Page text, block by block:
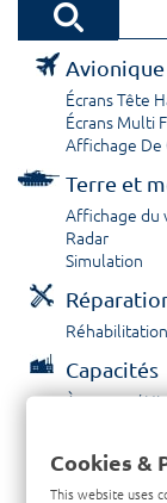
Avionique
Écrans Tête
Écrans Multi
Affichage De
Terre et
Affichage du
Radar
Simulation
Capacités
À propos /
Contactez
Cookies &
This website uses